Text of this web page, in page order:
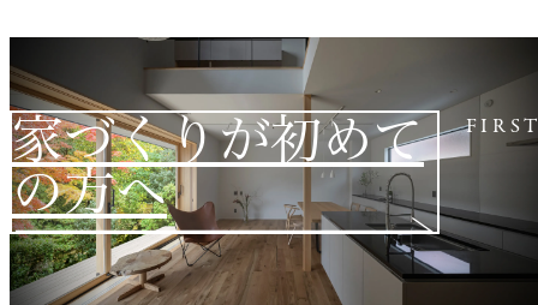
家づくりが初めて
の方へ